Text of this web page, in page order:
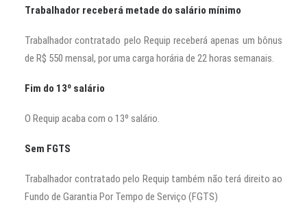
Trabalhador receberá metade do salário mínimo
Trabalhador contratado pelo Requip receberá apenas um bônus
de R$ 550 mensal, por uma carga horária de 22 horas semanais.
Fim do 13º salário
O Requip acaba com o 13º salário.
Sem FGTS
Trabalhador contratado pelo Requip também não terá direito ao
Fundo de Garantia Por Tempo de Serviço (FGTS)